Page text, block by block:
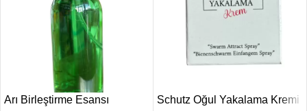
Arı Birleştirme Esansı Schutz Oğul Yakalama Kremi